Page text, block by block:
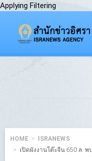
Applying Filtering
HOME
ISRANEWS
เปิดผังงานโต๊ะจีน 650 ล. พ